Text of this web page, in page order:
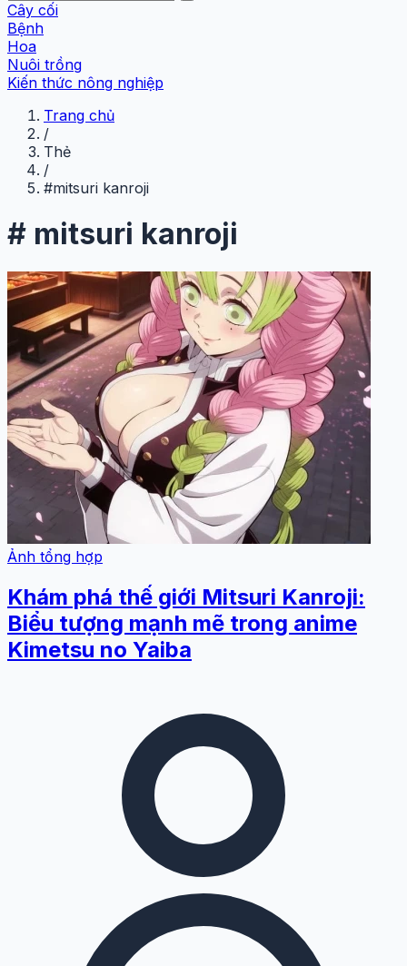
Cây cối
Bệnh
Hoa
Nuôi trồng
Kiến thức nông nghiệp
Trang chủ
/
Thẻ
/
#mitsuri kanroji
# mitsuri kanroji
Ảnh tổng hợp
Khám phá thế giới Mitsuri Kanroji:
Biểu tượng mạnh mẽ trong anime
Kimetsu no Yaiba